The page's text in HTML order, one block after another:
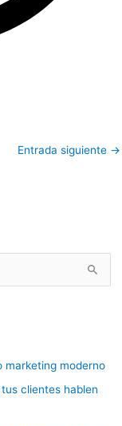
Entrada siguiente →
marketing moderno
clientes hablen